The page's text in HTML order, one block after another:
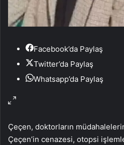
Facebook’da Paylaş
Twitter’da Paylaş
Whatsapp’da Paylaş
Çeçen, doktorların
Çeçen’in cenazesi, otopsi